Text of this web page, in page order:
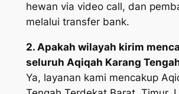
hewan via video call, dan
melalui transfer bank.
2. Apakah wilayah kirim
seluruh Aqiqah Karang
Ya, layanan kami mencakup